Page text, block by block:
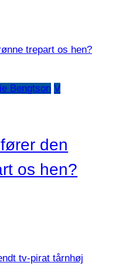
Bengtson V
den
os hen?